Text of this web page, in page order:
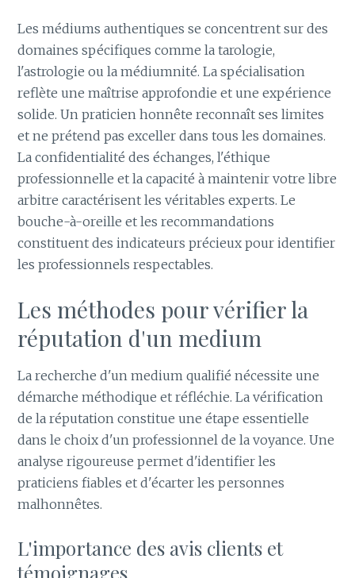
Les médiums authentiques se concentrent sur des
domaines spécifiques comme la tarologie,
l'astrologie ou la médiumnité. La spécialisation
reflète une maîtrise approfondie et une expérience
solide. Un praticien honnête reconnaît ses limites
et ne prétend pas exceller dans tous les domaines.
La confidentialité des échanges, l'éthique
professionnelle et la capacité à maintenir votre libre
arbitre caractérisent les véritables experts. Le
bouche-à-oreille et les recommandations
constituent des indicateurs précieux pour identifier
les professionnels respectables.
Les méthodes pour vérifier la
réputation d'un medium
La recherche d'un medium qualifié nécessite une
démarche méthodique et réfléchie. La vérification
de la réputation constitue une étape essentielle
dans le choix d'un professionnel de la voyance. Une
analyse rigoureuse permet d'identifier les
praticiens fiables et d'écarter les personnes
malhonnêtes.
L'importance des avis clients et
témoignages